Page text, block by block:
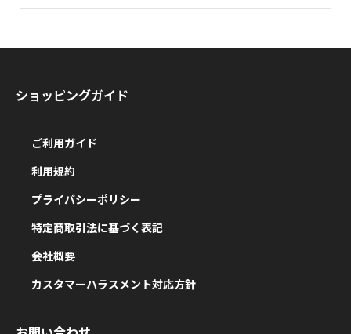
ショッピングガイド
ご利用ガイド
利用規約
プライバシーポリシー
特定商取引法に基づく表記
会社概要
カスタマーハラスメント対応方針